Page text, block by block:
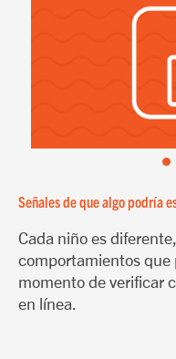
Señales de que algo podría
Cada niño es
comportamientos que
momento de verificar
en línea.